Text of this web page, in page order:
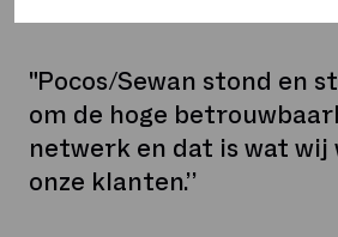
"Pocos/Sewan stond en
om de hoge
netwerk en dat is wat wij
onze klanten.”